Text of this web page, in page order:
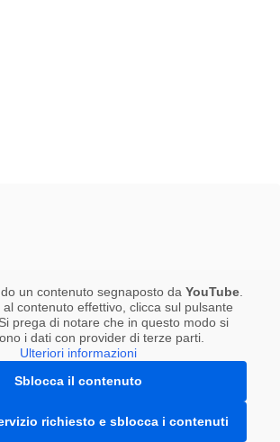
un contenuto segnaposto da YouTube.
contenuto effettivo, clicca sul pulsante
prega di notare che in questo modo si
i dati con provider di terze parti.
Ulteriori informazioni
Sblocca il contenuto
richiesto e sblocca i contenuti